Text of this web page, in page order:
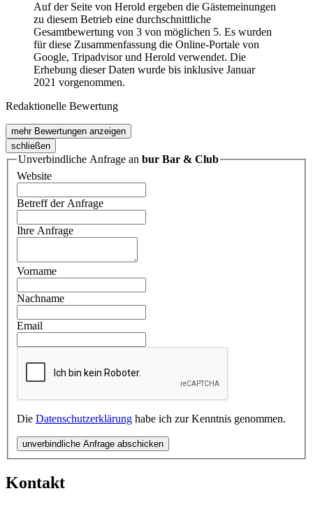
Auf der Seite von Herold ergeben die Gästemeinungen
zu diesem Betrieb eine durchschnittliche
Gesamtbewertung von 3 von möglichen 5. Es wurden
für diese Zusammenfassung die Online-Portale von
Google, Tripadvisor und Herold verwendet. Die
Erhebung dieser Daten wurde bis inklusive Januar
2021 vorgenommen.
Redaktionelle Bewertung
mehr Bewertungen anzeigen
schließen
Unverbindliche Anfrage an bur Bar & Club
Website
Betreff der Anfrage
Ihre Anfrage
Vorname
Nachname
Email
Die Datenschutzerklärung habe ich zur Kenntnis genommen.
unverbindliche Anfrage abschicken
Kontakt